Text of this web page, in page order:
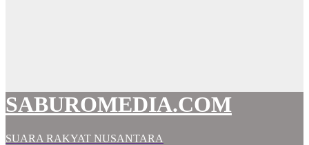
SABUROMEDIA.COM
SUARA RAKYAT NUSANTARA